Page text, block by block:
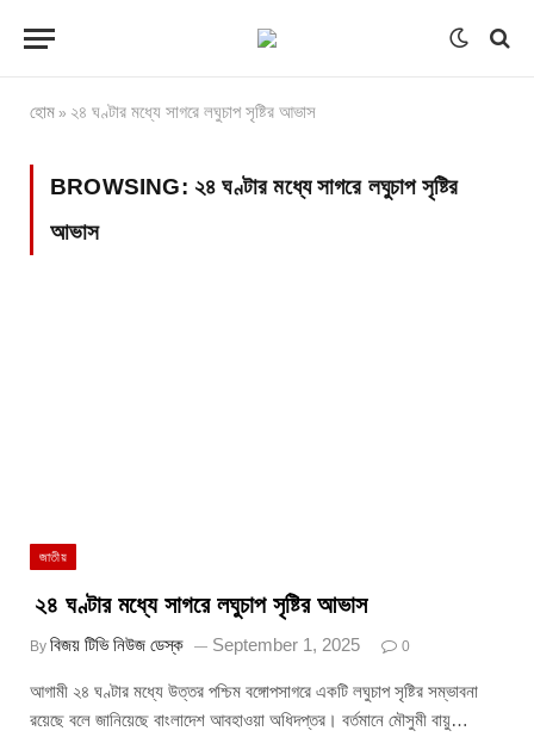
হোম » ২৪ ঘণ্টার মধ্যে সাগরে লঘুচাপ সৃষ্টির আভাস
BROWSING: ২৪ ঘণ্টার মধ্যে সাগরে লঘুচাপ সৃষ্টির
আভাস
জাতীয়
২৪ ঘণ্টার মধ্যে সাগরে লঘুচাপ সৃষ্টির আভাস
By বিজয় টিভি নিউজ ডেস্ক September 1, 2025 0
আগামী ২৪ ঘণ্টার মধ্যে উত্তর পশ্চিম বঙ্গোপসাগরে একটি লঘুচাপ সৃষ্টির সম্ভাবনা
রয়েছে বলে জানিয়েছে বাংলাদেশ আবহাওয়া অধিদপ্তর। বর্তমানে মৌসুমী বায়ু…